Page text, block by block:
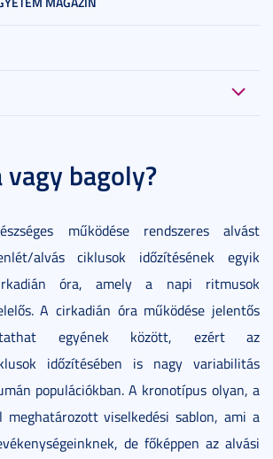
vagy bagoly?
működése rendszeres alvást
alvás ciklusok időzítésének egyik
óra, amely a napi ritmusok
A cirkadián óra működése jelentős
egyének között, ezért az
időzítésében is nagy variabilitás
populációkban. A kronotípus olyan, a
viselkedési sablon, ami a
de főképpen az alvási